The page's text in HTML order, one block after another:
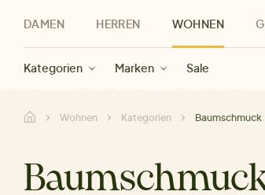
DAMEN
Neu Bekleidung Accessoires
HERREN
Herren Neu Bekleidung Marken
WOHNEN
Kategorien Marken Sale
Geschenke für Frauen Geschenke für
Sale Damen Sale Herren
Wohnen Kategorien Baumschmuck